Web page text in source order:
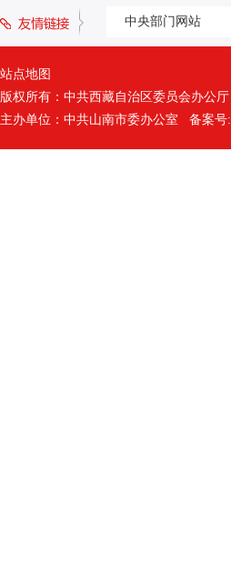
中央部门网站
站点地图
版权所有：中共西藏自治区委员会办公厅
主办单位：中共山南市委办公室 备案号: